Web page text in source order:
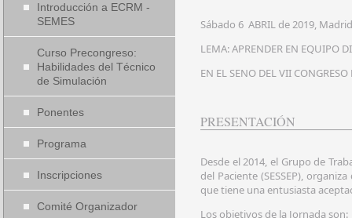
Introducción a ECRM -
SEMES
Curso Precongreso:
Habilidades del Técnico
de Simulación
Ponentes
Programa
Inscripciones
Comité Organizador
Sábado 6 ABRIL de 2019, Madrid
LEMA: APRENDER EN EQUIPO
EN EL SENO DEL VII
PRESENTACIÓN
Desde el 2014, el Grupo de
del Paciente (SESSEP),
que tiene una entusiasta
Los objetivos de la Jornada son: